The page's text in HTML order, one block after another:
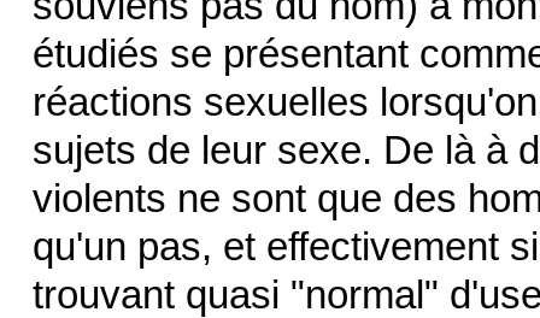
étudiés se présentant
réactions sexuelles
sujets de leur sexe. De là à
violents ne sont que des
qu'un pas, et effectivement
trouvant quasi "normal"